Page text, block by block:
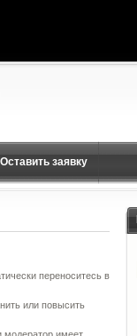
Оставить заявку
переноситесь в
или повысить